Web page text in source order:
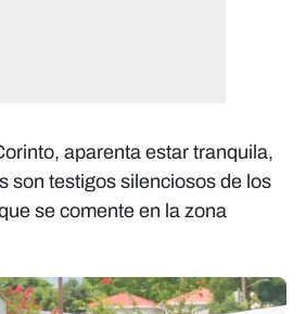
aparenta estar tranquila,
son testigos silenciosos de los
se comente en la zona